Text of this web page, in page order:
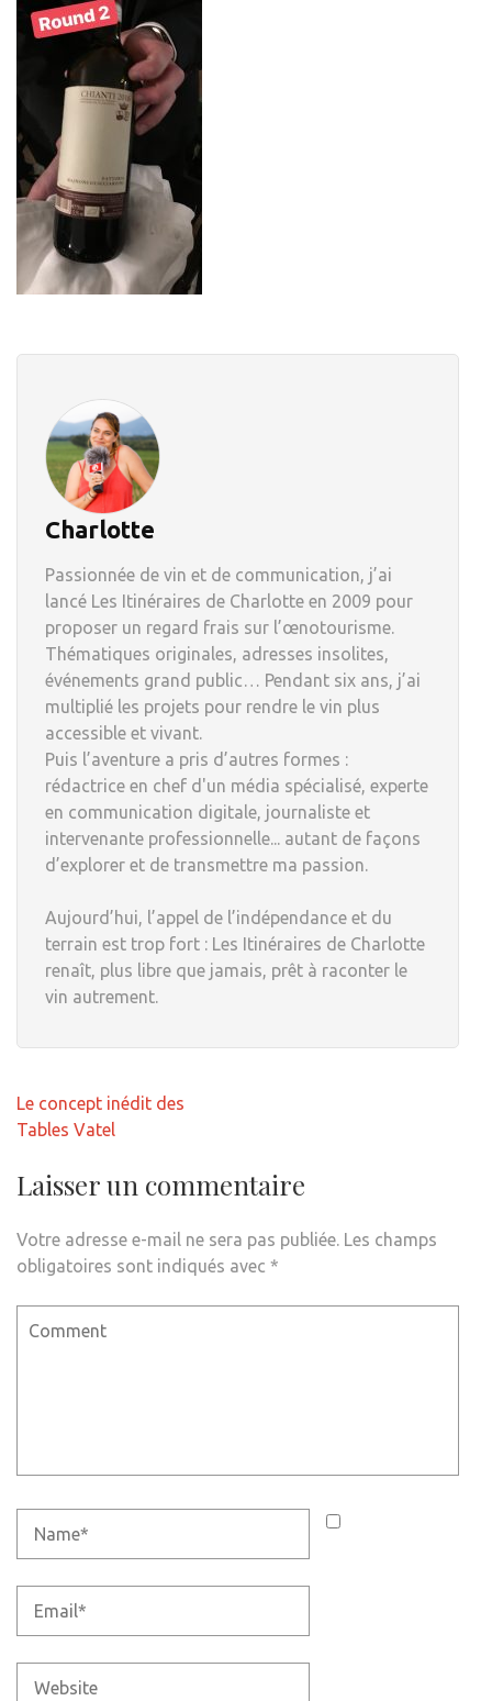
Charlotte
Passionnée de vin et de communication, j’ai
lancé Les Itinéraires de Charlotte en 2009 pour
proposer un regard frais sur l’œnotourisme.
Thématiques originales, adresses insolites,
événements grand public… Pendant six ans, j’ai
multiplié les projets pour rendre le vin plus
accessible et vivant.
Puis l’aventure a pris d’autres formes :
rédactrice en chef d'un média spécialisé, experte
en communication digitale, journaliste et
intervenante professionnelle... autant de façons
d’explorer et de transmettre ma passion.
Aujourd’hui, l’appel de l’indépendance et du
terrain est trop fort : Les Itinéraires de Charlotte
renaît, plus libre que jamais, prêt à raconter le
vin autrement.
Navigation
de
Le concept inédit des
Tables Vatel
Laisser un commentaire
Votre adresse e-mail ne sera pas publiée. Les champs
obligatoires sont indiqués avec *